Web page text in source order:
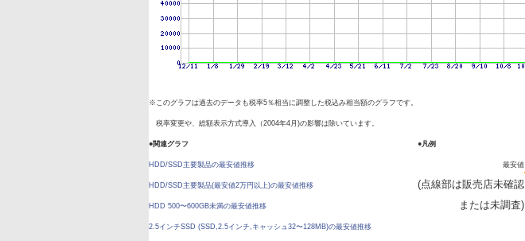
※このグラフは過去のデータも税率5％相当に調整した税込み相当額のグラフです。
税率変更や、総額表示方式導入（2004年4月)の影響は除いています。
●関連グラフ
HDD/SSD主要製品の最安値推移
HDD/SSD主要製品(最安値2万円以上)の最安値推移
HDD 500〜600GB未満の最安値推移
2.5インチSSD (SSD,2.5インチ,キャッシュ32〜128MB)の最安値推移
●凡例
最安値
(点線部は販売店未確認
または未調査)